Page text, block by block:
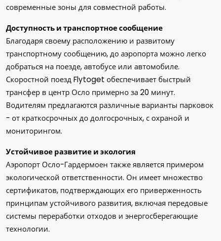
современные зоны для совместной работы.
Доступность и транспортное сообщение
Благодаря своему расположению и развитому
транспортному сообщению, до аэропорта можно легко
добраться на поезде, автобусе или автомобиле.
Скоростной поезд Flytoget обеспечивает быстрый
трансфер в центр Осло примерно за 20 минут.
Водителям предлагаются различные варианты парковок
- от краткосрочных до долгосрочных, с охраной и
мониторингом.
Устойчивое развитие и экология
Аэропорт Осло-Гардермоен также является примером
экологической ответственности. Он имеет множество
сертификатов, подтверждающих его приверженность
принципам устойчивого развития, включая передовые
системы переработки отходов и энергосберегающие
технологии.